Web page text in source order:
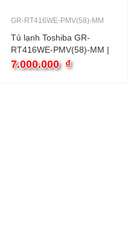
GR-RT416WE-PMV(58)-MM
Tủ lạnh Toshiba GR-
RT416WE-PMV(58)-MM |
312L inverter
7.000.000 ₫